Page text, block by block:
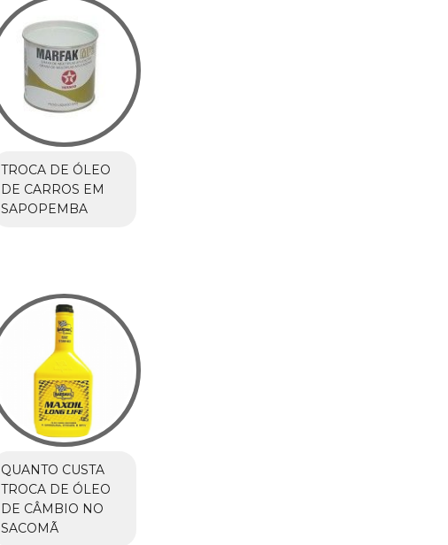
TROCA DE ÓLEO
DE CARROS EM
SAPOPEMBA
QUANTO CUSTA
TROCA DE ÓLEO
DE CÂMBIO NO
SACOMÃ